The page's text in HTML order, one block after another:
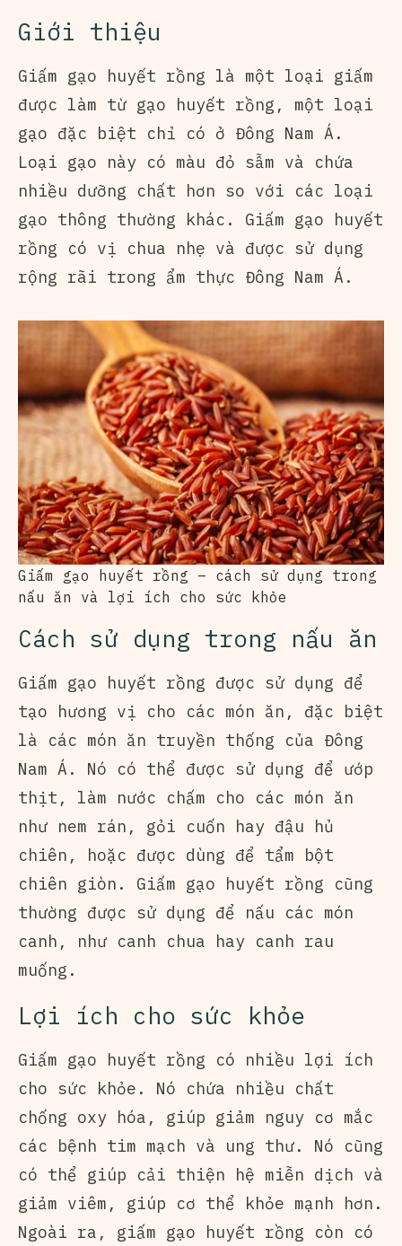
Giới thiệu
Giấm gạo huyết rồng là một loại giấm
được làm từ gạo huyết rồng, một loại
gạo đặc biệt chỉ có ở Đông Nam Á.
Loại gạo này có màu đỏ sẫm và chứa
nhiều dưỡng chất hơn so với các loại
gạo thông thường khác. Giấm gạo huyết
rồng có vị chua nhẹ và được sử dụng
rộng rãi trong ẩm thực Đông Nam Á.
Giấm gạo huyết rồng – cách sử dụng trong
nấu ăn và lợi ích cho sức khỏe
Cách sử dụng trong nấu ăn
Giấm gạo huyết rồng được sử dụng để
tạo hương vị cho các món ăn, đặc biệt
là các món ăn truyền thống của Đông
Nam Á. Nó có thể được sử dụng để ướp
thịt, làm nước chấm cho các món ăn
như nem rán, gỏi cuốn hay đậu hủ
chiên, hoặc được dùng để tẩm bột
chiên giòn. Giấm gạo huyết rồng cũng
thường được sử dụng để nấu các món
canh, như canh chua hay canh rau
muống.
Lợi ích cho sức khỏe
Giấm gạo huyết rồng có nhiều lợi ích
cho sức khỏe. Nó chứa nhiều chất
chống oxy hóa, giúp giảm nguy cơ mắc
các bệnh tim mạch và ung thư. Nó cũng
có thể giúp cải thiện hệ miễn dịch và
giảm viêm, giúp cơ thể khỏe mạnh hơn.
Ngoài ra, giấm gạo huyết rồng còn có